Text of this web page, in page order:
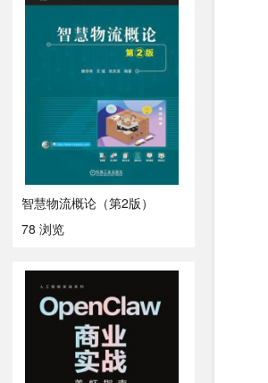
智慧物流概论（第2版）
78 浏览